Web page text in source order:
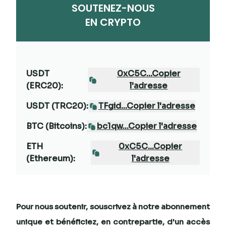
SOUTENEZ-NOUS
EN CRYPTO
USDT
(ERC20):
0xC5C...Copier
l'adresse
USDT (TRC20):
TFgid...Copier l'adresse
BTC (Bitcoins):
bc1qw...Copier l'adresse
ETH
(Ethereum):
0xC5C...Copier
l'adresse
Pour nous soutenir, souscrivez à notre abonnement
unique et bénéficiez, en contrepartie, d'un accès